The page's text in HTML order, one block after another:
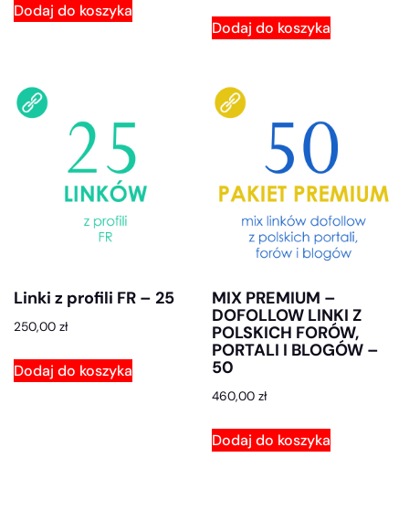
Dodaj do koszyka
Dodaj do koszyka
Linki z profili FR – 25
250,00 zł
Dodaj do koszyka
MIX PREMIUM –
DOFOLLOW LINKI Z
POLSKICH FORÓW,
PORTALI I BLOGÓW –
50
460,00zł
Dodaj do koszyka